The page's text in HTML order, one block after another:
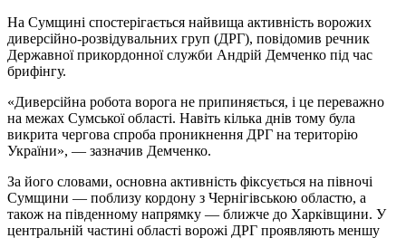
На Сумщині спостерігається найвища активність ворожих
диверсійно-розвідувальних груп (ДРГ), повідомив речник
Державної прикордонної служби Андрій Демченко під час
брифінгу.
«Диверсійна робота ворога не припиняється, і це переважно
на межах Сумської області. Навіть кілька днів тому була
викрита чергова спроба проникнення ДРГ на територію
України», — зазначив Демченко.
За його словами, основна активність фіксується на півночі
Сумщини — поблизу кордону з Чернігівською областю, а
також на південному напрямку — ближче до Харківщини. У
центральній частині області ворожі ДРГ проявляють меншу